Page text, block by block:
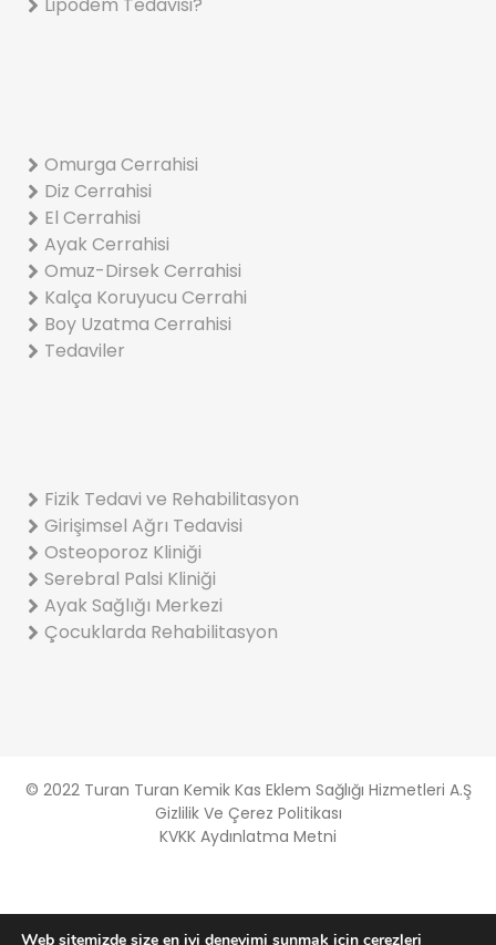
Lipödem Tedavisi?
Omurga Cerrahisi
Diz Cerrahisi
El Cerrahisi
Ayak Cerrahisi
Omuz-Dirsek Cerrahisi
Kalça Koruyucu Cerrahi
Boy Uzatma Cerrahisi
Tedaviler
Fizik Tedavi ve Rehabilitasyon
Girişimsel Ağrı Tedavisi
Osteoporoz Kliniği
Serebral Palsi Kliniği
Ayak Sağlığı Merkezi
Çocuklarda Rehabilitasyon
© 2022 Turan Turan Kemik Kas Eklem Sağlığı Hizmetleri A.Ş
Gizlilik Ve Çerez Politikası
KVKK Aydınlatma Metni
Web sitemizde size en iyi deneyimi sunmak için çerezleri